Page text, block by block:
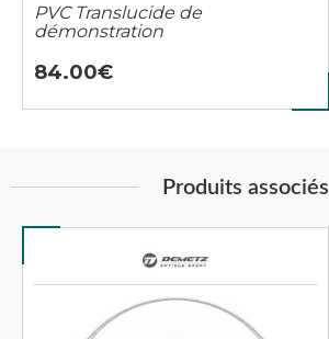
PVC Translucide de
démonstration
84.00
Produits associés